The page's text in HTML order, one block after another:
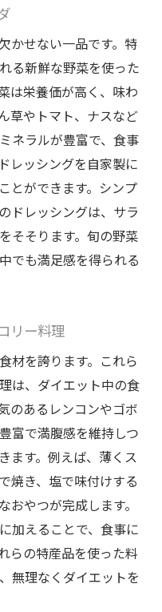
ロリーおかず
タリアンレシピ
バランスを
しいダイエット
ダイエットメニュー
ナック
食メニュー
エットレシピ
アイデア
立市のレシピ
スを使った料理
る麺類の工夫
カロリーメニュー
ジレシピ
使った料理
塩メニュー
のないダイエット
活のポイント
運動と食事
リフレッシュ法
かせない一品です。特
る新鮮な野菜を使った
は栄養価が高く、味わ
草やトマト、ナスなど
ネラルが豊富で、食事
レッシングを自家製に
とができます。シンプ
ドレッシングは、サラ
そそります。旬の野菜
でも満足感を得られる
リー料理
材を誇ります。これら
は、ダイエット中の食
のあるレンコンやゴボ
富で満腹感を維持しつ
ます。例えば、薄くス
焼き、塩で味付けする
やつが完成します。
加えることで、食事に
らの特産品を使った料
無理なくダイエットを